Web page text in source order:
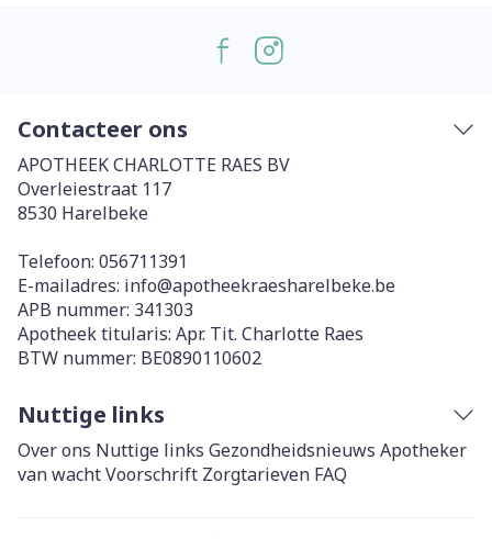
Contacteer ons
APOTHEEK CHARLOTTE RAES BV
Overleiestraat 117
8530 Harelbeke
Telefoon: 056711391
E-mailadres: info@apotheekraesharelbeke.be
APB nummer: 341303
Apotheek titularis: Apr. Tit. Charlotte Raes
BTW nummer: BE0890110602
Nuttige links
Over ons Nuttige links Gezondheidsnieuws Apotheker
van wachtVoorschrift Zorgtarieven FAQ